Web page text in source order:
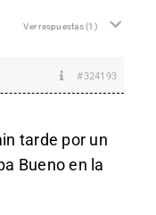
Ver respuestas(1)
#324193
tarde por un
Bueno en la